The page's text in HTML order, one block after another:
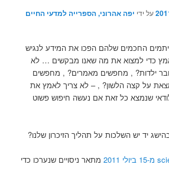
על ידי יפה אהרוני, הספרייה למדעי החיים
החכמים שלהם הפכו את המידע לנגיש
כדי למצוא את מה שאנו מבקשים … לא
ילדות? , מחפשים מאמרים? , מחפשים
על קצה הלשון? , – לא צריך לאמץ את
שנמצא כל זאת אם נעשה חיפוש פשוט
יד יש השלכות על תהליך הזיכרון שלנו?
מתאר ניסויים שנערכו כדי